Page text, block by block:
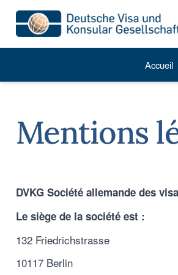
Accueil
Mentions
DVKG Société allemande des
Le siège de la société est :
132 Friedrichstrasse
10117 Berlin